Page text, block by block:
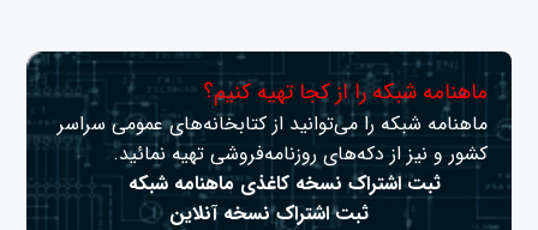
ماهنامه شبکه را از کجا تهیه کنیم؟
ماهنامه شبکه را می‌توانید از کتابخانه‌های عمومی سراسر
کشور و نیز از دکه‌های روزنامه‌فروشی تهیه نمائید.
ثبت اشتراک نسخه کاغذی ماهنامه شبکه
ثبت اشتراک نسخه آنلاین